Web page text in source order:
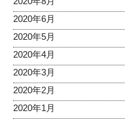
2020年6月
2020年5月
2020年4月
2020年3月
2020年2月
2020年1月